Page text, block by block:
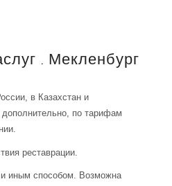
. Мекленбург
в Казахстан и
по тарифам
реставрации.
иным способом. Возможна